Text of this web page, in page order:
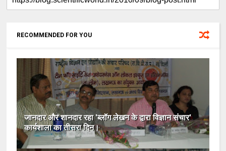
RECOMMENDED FOR YOU
जानदार और शानदार रहा 'ब्लॉग लेखन के द्वारा विज्ञान संचार'
कार्यशाला का तीसरा दिन।